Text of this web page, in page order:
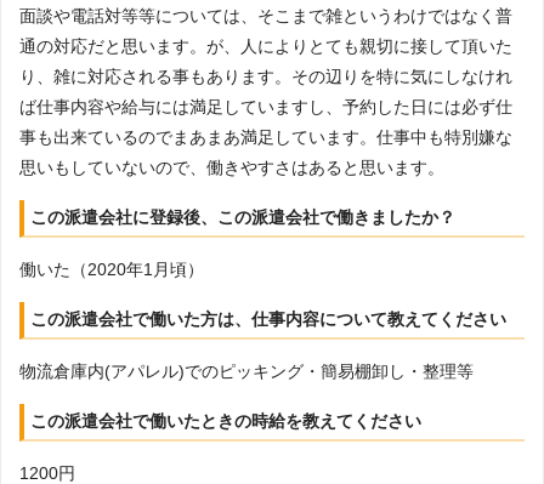
面談や電話対等等については、そこまで雑というわけではなく普
通の対応だと思います。が、人によりとても親切に接して頂いた
り、雑に対応される事もあります。その辺りを特に気にしなけれ
ば仕事内容や給与には満足していますし、予約した日には必ず仕
事も出来ているのでまあまあ満足しています。仕事中も特別嫌な
思いもしていないので、働きやすさはあると思います。
この派遣会社に登録後、この派遣会社で働きましたか？
働いた（2020年1月頃）
この派遣会社で働いた方は、仕事内容について教えてください
物流倉庫内(アパレル)でのピッキング・簡易棚卸し・整理等
この派遣会社で働いたときの時給を教えてください
1200円